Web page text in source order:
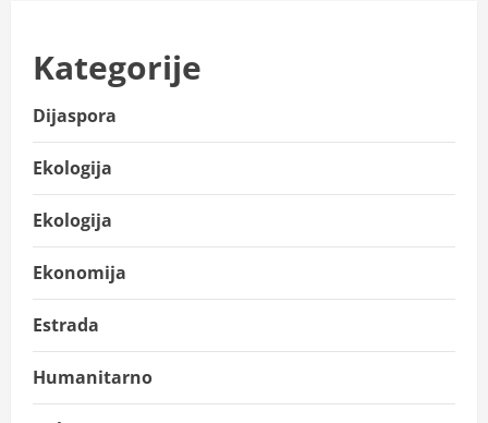
Kategorije
Dijaspora
Ekologija
Ekologija
Ekonomija
Estrada
Humanitarno